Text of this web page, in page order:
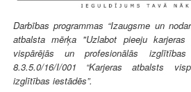
Darbības programmas “Izaugsme un
atbalsta mērķa "Uzlabot pieeju karjeras
vispārējās un profesionālās
8.3.5.0/16/I/001 “Karjeras atbalsts
izglītības iestādēs”.